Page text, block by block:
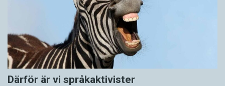
Därför är vi språkaktivister